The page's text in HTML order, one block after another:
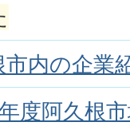
市内の企業
度阿久根